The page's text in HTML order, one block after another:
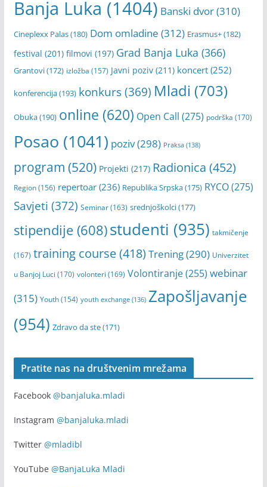
Banja Luka (1404) Banski dvor(310)
Cineplexx Palas(180) Dom omladine (312) Erasmus+(182)
festival (201) filmovi (197) Grad Banja Luka (366)
Grantovi(172) izložba (157) Javni poziv(211) koncert(252)
konferencija(193) konkurs(369) Mladi (703)
Obuka(190) online (620) Open Call (275) podrška (170)
Posao (1041) poziv(298) Praksa(138)
program (520) Projekti (217) Radionica (452)
Region(156) repertoar(236) Republika Srpska(175) RYCO(275)
Savjeti (372) Seminar(163) srednjoškolci(177)
stipendije(608)studenti (935) takmičenje
(167) training course(418) Trening(290) Univerzitet
u Banjoj Luci (170) volonteri (169) Volontiranje(255) webinar
(315) Youth(154) youth exchange(136) Zapošljavanje
(954) Zdravo da ste(171)
Pratite nas na društvenim mrežama
Facebook @banjaluka.mladi
Instagram @banjaluka.mladi
Twitter @mladibl
YouTube @BanjaLuka Mladi